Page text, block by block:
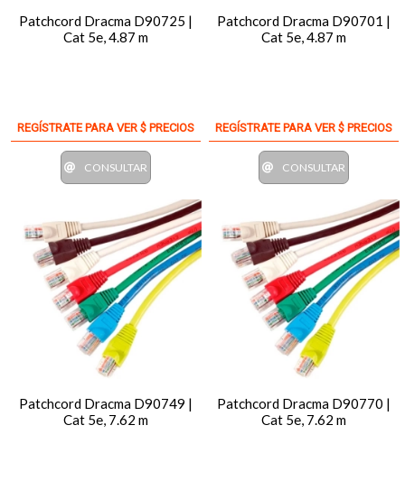
Patchcord Dracma D90725 |
Cat 5e, 4.87 m
REGÍSTRATE PARA VER $ PRECIOS
CONSULTAR
Patchcord Dracma D90701 |
Cat 5e, 4.87 m
REGÍSTRATE PARA VER $ PRECIOS
CONSULTAR
Patchcord Dracma D90749 |
Cat 5e, 7.62 m
Patchcord Dracma D90770 |
Cat 5e, 7.62 m